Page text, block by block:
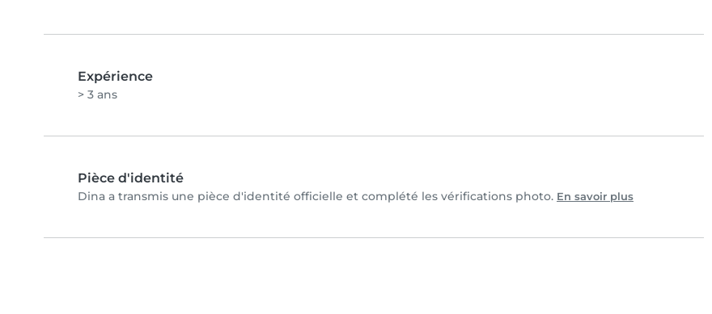
Expérience
> 3 ans
Pièce d'identité
Dina a transmis une pièce d'identité officielle et complété les vérifications photo. En savoir plus